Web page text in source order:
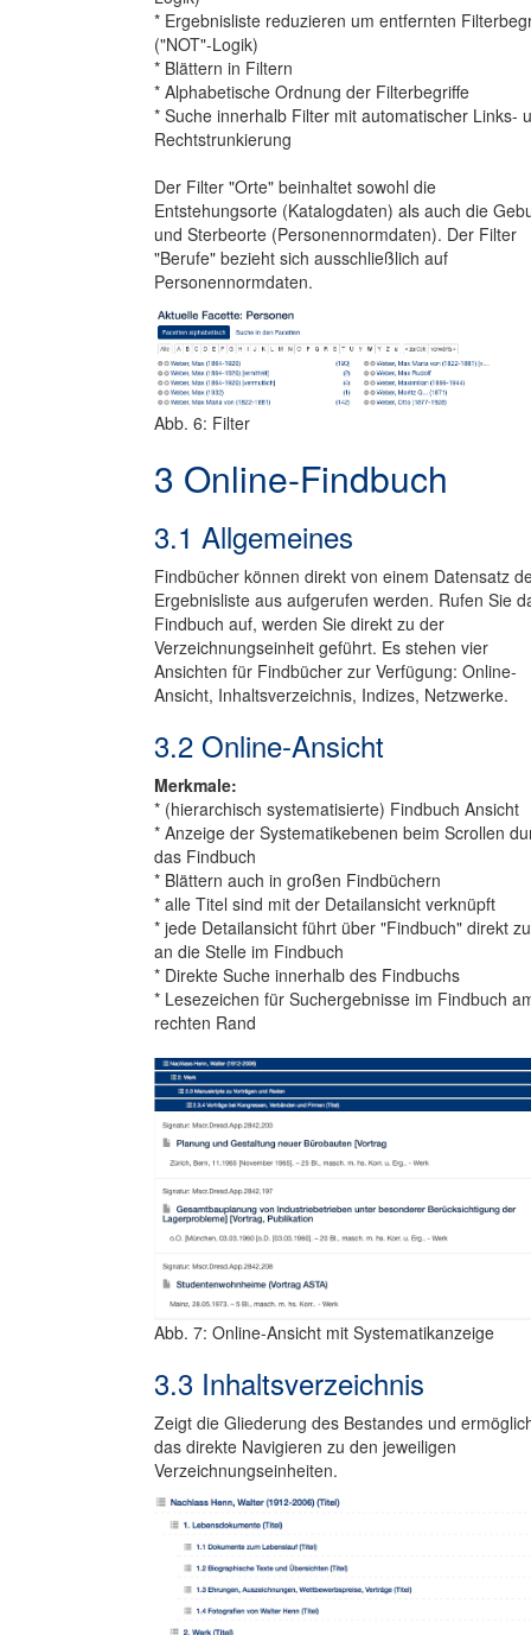
* Ergebnisliste reduzieren um entfernten
("NOT"-Logik)
* Blättern in Filtern
* Alphabetische Ordnung der Filterbegriffe
* Suche innerhalb Filter mit automatischer Links-
Rechtstrunkierung
Der Filter "Orte" beinhaltet sowohl die
Entstehungsorte (Katalogdaten) als auch die
und Sterbeorte (Personennormdaten). Der Filter
"Berufe" bezieht sich ausschließlich auf
Personennormdaten.
Abb. 6: Filter
3 Online-Findbuch
3.1 Allgemeines
Findbücher können direkt von einem Datensatz
Ergebnisliste aus aufgerufen werden. Rufen Sie
Findbuch auf, werden Sie direkt zu der
Verzeichnungseinheit geführt. Es stehen vier
Ansichten für Findbücher zur Verfügung: Online-
Ansicht, Inhaltsverzeichnis, Indizes, Netzwerke.
3.2 Online-Ansicht
Merkmale:
* (hierarchisch systematisierte) Findbuch Ansicht
* Anzeige der Systematikebenen beim Scrollen
das Findbuch
* Blättern auch in großen Findbüchern
* alle Titel sind mit der Detailansicht verknüpft
* jede Detailansicht führt über "Findbuch" direkt
an die Stelle im Findbuch
* Direkte Suche innerhalb des Findbuchs
* Lesezeichen für Suchergebnisse im Findbuch
rechten Rand
Abb. 7: Online-Ansicht mit Systematikanzeige
3.3 Inhaltsverzeichnis
Zeigt die Gliederung des Bestandes und
das direkte Navigieren zu den jeweiligen
Verzeichnungseinheiten.